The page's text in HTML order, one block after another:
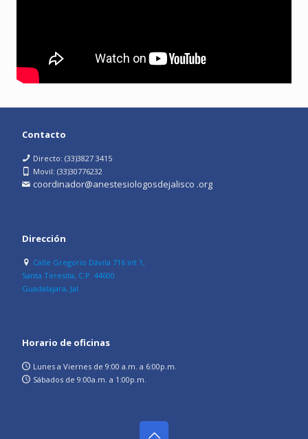
Contacto
Directo: (33)3827 3415
Movil: (33)30776232
coordinador@anestesiologosdejalisco .org
Dirección
Calle Gregorio Dávila 716 int 1,
Santa Teresita, C.P. 44600
Guadalajara, Jal.
Horario de oficinas
Lunes a Viernes de 9:00 a.m. a 6:00p.m.
Sábados de 9:00a.m. a 1:00p.m.